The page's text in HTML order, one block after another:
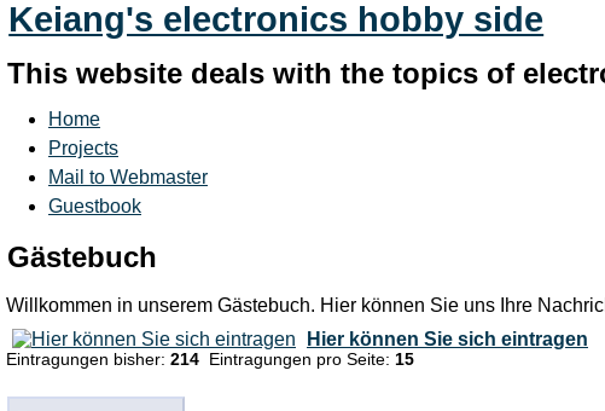
Keiang's electronics hobby side
This website deals with the topics of
Home
Projects
Mail to Webmaster
Guestbook
Gästebuch
Willkommen in unserem Gästebuch. Hier können Sie uns Ihre
Hier können Sie sich eintragen
Eintragungen bisher: 214 Eintragungen pro Seite: 15